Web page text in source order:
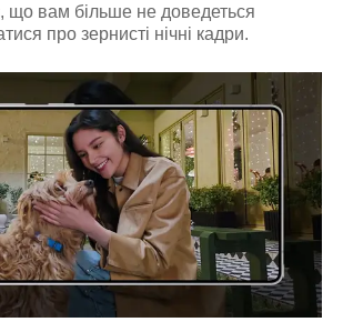
що вам більше не доведеться
про зернисті нічні кадри.